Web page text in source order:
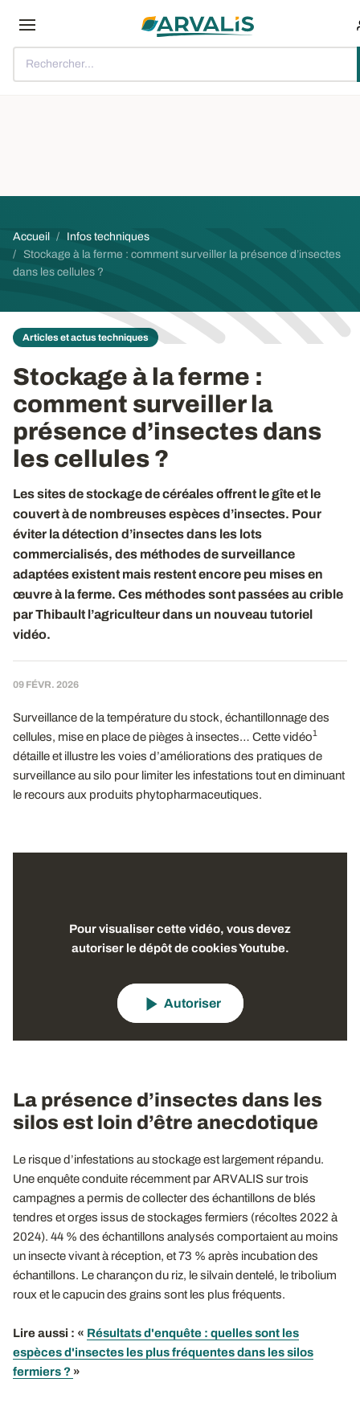
Rechercher...
Fil d'Ariane
Accueil
Infos techniques
Stockage à la ferme : comment surveiller la présence d’insectes
dans les cellules ?
Articles et actus techniques
Stockage à la ferme :
comment surveiller la
présence d’insectes dans
les cellules ?
Les sites de stockage de céréales offrent le gîte et le
couvert à de nombreuses espèces d’insectes. Pour
éviter la détection d’insectes dans les lots
commercialisés, des méthodes de surveillance
adaptées existent mais restent encore peu mises en
œuvre à la ferme. Ces méthodes sont passées au crible
par Thibault l’agriculteur dans un nouveau tutoriel
vidéo.
09 FÉVR. 2026
Surveillance de la température du stock, échantillonnage des
cellules, mise en place de pièges à insectes… Cette vidéo1
détaille et illustre les voies d’améliorations des pratiques de
surveillance au silo pour limiter les infestations tout en diminuant
le recours aux produits phytopharmaceutiques.
Pour visualiser cette vidéo, vous devez
autoriser le dépôt de cookies Youtube.
Autoriser
La présence d’insectes dans les
silos est loin d’être anecdotique
Le risque d’infestations au stockage est largement répandu.
Une enquête conduite récemment par ARVALIS sur trois
campagnes a permis de collecter des échantillons de blés
tendres et orges issus de stockages fermiers (récoltes 2022 à
2024). 44 % des échantillons analysés comportaient au moins
un insecte vivant à réception, et 73 % après incubation des
échantillons. Le charançon du riz, le silvain dentelé, le tribolium
roux et le capucin des grains sont les plus fréquents.
Lire aussi : « Résultats d'enquête : quelles sont les
espèces d'insectes les plus fréquentes dans les silos
fermiers ? »